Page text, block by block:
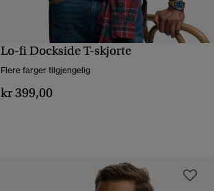
HURTIGVISNING
Lo-fi Dockside T-skjorte
Flere farger tilgjengelig
kr 399,00